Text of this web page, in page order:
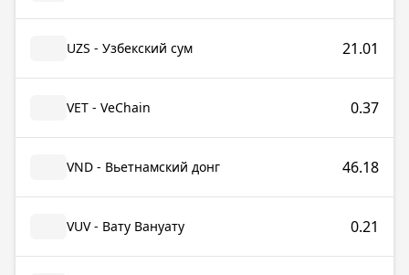
UZS - Узбекский сум 21.01
VET - VeChain 0.37
VND - Вьетнамский донг 46.18
VUV - Вату Вануату 0.21